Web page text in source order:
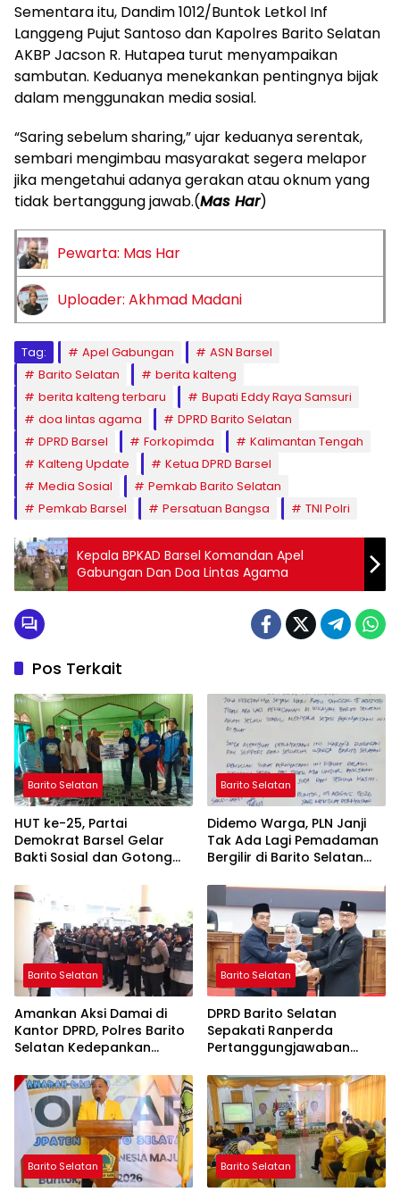
Sementara itu, Dandim 1012/Buntok Letkol Inf
Langgeng Pujut Santoso dan Kapolres Barito Selatan
AKBP Jacson R. Hutapea turut menyampaikan
sambutan. Keduanya menekankan pentingnya bijak
dalam menggunakan media sosial.
“Saring sebelum sharing,” ujar keduanya serentak,
sembari mengimbau masyarakat segera melapor
jika mengetahui adanya gerakan atau oknum yang
tidak bertanggung jawab.(Mas Har)
Pewarta: Mas Har
Uploader: Akhmad Madani
Tag: Apel Gabungan
ASN Barsel
Barito Selatan
berita kalteng
berita kalteng terbaru
Bupati Eddy Raya Samsuri
doa lintas agama
DPRD Barito Selatan
DPRD Barsel
Forkopimda
Kalimantan Tengah
Kalteng Update
Ketua DPRD Barsel
Media Sosial
Pemkab Barito Selatan
Pemkab Barsel
Persatuan Bangsa TNI Polri
Kepala BPKAD Barsel Komandan Apel
Gabungan Dan Doa Lintas Agama
Pos Terkait
Barito Selatan
HUT ke-25, Partai
Demokrat Barsel Gelar
Bakti Sosial dan Gotong
Ashfiya
Barito Selatan
Didemo Warga, PLN Janji
Tak Ada Lagi Pemadaman
Bergilir di Barito Selatan
Barito Selatan
Amankan Aksi Damai di
Kantor DPRD, Polres Barito
Selatan Kedepankan
Barito Selatan
DPRD Barito Selatan
Sepakati Ranperda
Pertanggungjawaban
Barito Selatan Barito Selatan